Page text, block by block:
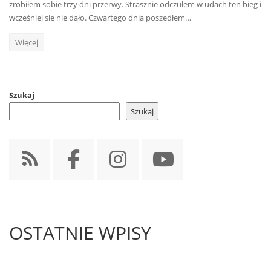
zrobiłem sobie trzy dni przerwy. Strasznie odczułem w udach ten bieg i
wcześniej się nie dało. Czwartego dnia poszedłem…
Więcej
Szukaj
Szukaj
OSTATNIE WPISY